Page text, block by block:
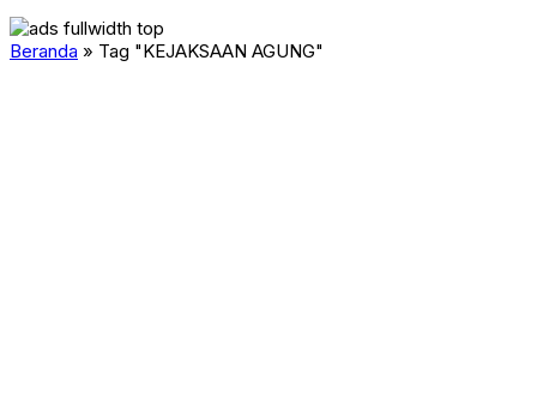
Beranda » Tag "KEJAKSAAN AGUNG"